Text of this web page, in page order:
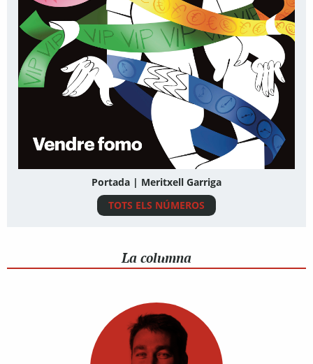
Portada | Meritxell Garriga
TOTS ELS NÚMEROS
La columna